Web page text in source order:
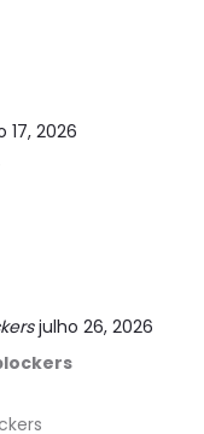
17, 2026
julho 26, 2026